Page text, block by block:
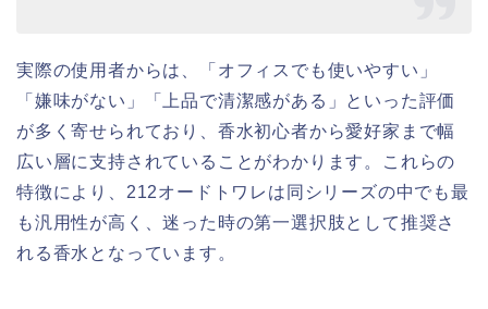
実際の使用者からは、「オフィスでも使いやすい」
「嫌味がない」「上品で清潔感がある」といった評価
が多く寄せられており、香水初心者から愛好家まで幅
広い層に支持されていることがわかります。これらの
特徴により、212オードトワレは同シリーズの中でも最
も汎用性が高く、迷った時の第一選択肢として推奨さ
れる香水となっています。